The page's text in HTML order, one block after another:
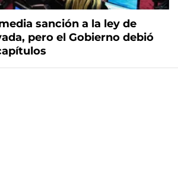
sanción a la ley de
pero el Gobierno debió